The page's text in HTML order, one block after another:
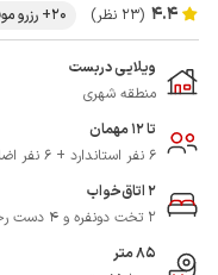
4.4 (23 نظر) 20+ رزرو موفق
ویلایی دربست
منطقه شهری
تا 12 مهمان
6 نفر استاندارد + 6 نفر اضافه
2 اتاق‌خواب
2 تخت دونفره و 4 دست رختخواب
85 متر